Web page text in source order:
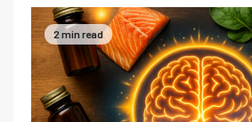
2 min read